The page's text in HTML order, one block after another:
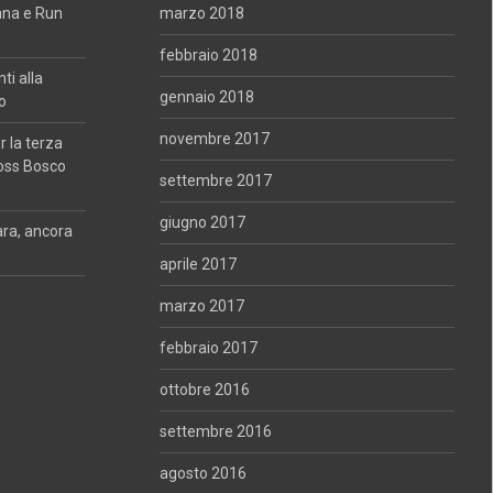
e Run
alla
la terza
Bosco
ancora
marzo 2018
febbraio 2018
gennaio 2018
novembre 2017
settembre 2017
giugno 2017
aprile 2017
marzo 2017
febbraio 2017
ottobre 2016
settembre 2016
agosto 2016